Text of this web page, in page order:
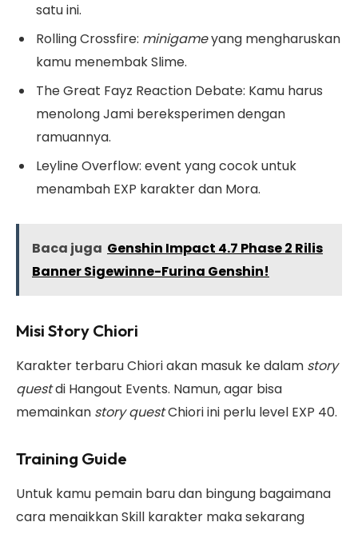
satu ini.
Rolling Crossfire: minigameyang mengharuskan
kamu menembak Slime.
The Great Fayz Reaction Debate: Kamu harus
menolong Jami bereksperimen dengan
ramuannya.
Leyline Overflow: event yang cocok untuk
menambah EXP karakter dan Mora.
Baca juga Genshin Impact 4.7 Phase 2 Rilis
Banner Sigewinne-Furina Genshin!
Misi Story Chiori
Karakter terbaru Chiori akan masuk ke dalam story
questdi Hangout Events. Namun, agar bisa
memainkan story questChiori ini perlu level EXP 40.
Training Guide
Untuk kamu pemain baru dan bingung bagaimana
cara menaikkan Skill karakter maka sekarang